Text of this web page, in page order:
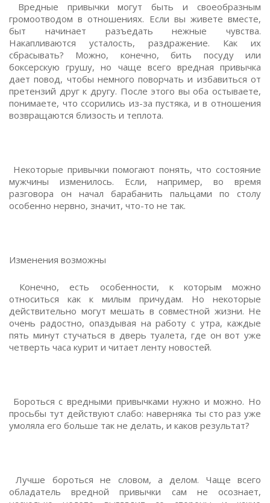
Вредные привычки могут быть и своеобразным
громоотводом в отношениях. Если вы живете вместе,
быт начинает разъедать нежные чувства.
Накапливаются усталость, раздражение. Как их
сбрасывать? Можно, конечно, бить посуду или
боксерскую грушу, но чаще всего вредная привычка
дает повод, чтобы немного поворчать и избавиться от
претензий друг к другу. После этого вы оба остываете,
понимаете, что ссорились из-за пустяка, и в отношения
возвращаются близость и теплота.
Некоторые привычки помогают понять, что состояние
мужчины изменилось. Если, например, во время
разговора он начал барабанить пальцами по столу
особенно нервно, значит, что-то не так.
Изменения возможны
Конечно, есть особенности, к которым можно
относиться как к милым причудам. Но некоторые
действительно могут мешать в совместной жизни. Не
очень радостно, опаздывая на работу с утра, каждые
пять минут стучаться в дверь туалета, где он вот уже
четверть часа курит и читает ленту новостей.
Бороться с вредными привычками нужно и можно. Но
просьбы тут действуют слабо: наверняка ты сто раз уже
умоляла его больше так не делать, и каков результат?
Лучше бороться не словом, а делом. Чаще всего
обладатель вредной привычки сам не осознает,